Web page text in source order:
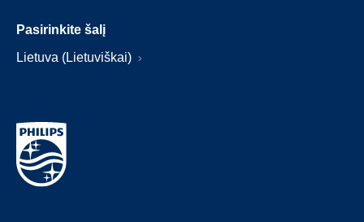
Pasirinkite šalį
Lietuva (Lietuviškai)